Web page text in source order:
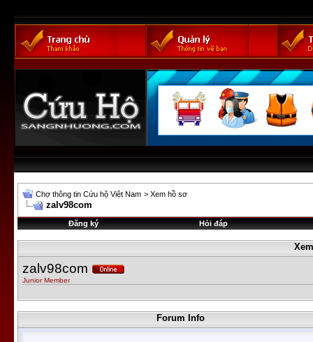
Chợ thông tin Cứu hộ Việt Nam > Xem hồ sơ
zalv98com
Đăng ký Hỏi đáp
zalv98com
Junior Member
Forum Info